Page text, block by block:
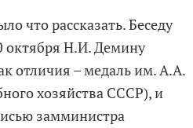
что рассказать. Беседу
октября Н.И. Демину
отличия – медаль им. А.А.
хозяйства СССР), и
замминистра